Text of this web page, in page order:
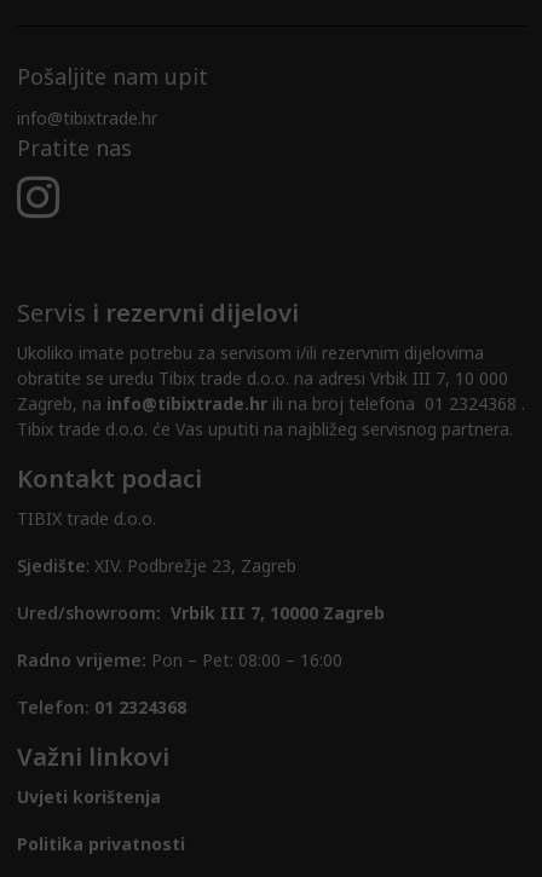
Pošaljite nam upit
info@tibixtrade.hr
Pratite nas
Servis i rezervni dijelovi
Ukoliko imate potrebu za servisom i/ili rezervnim dijelovima
obratite se uredu Tibix trade d.o.o. na adresi Vrbik III 7, 10 000
Zagreb, na info@tibixtrade.hrili na broj telefona 01 2324368 .
Tibix trade d.o.o. će Vas uputiti na najbližeg servisnog partnera.
Kontakt podaci
TIBIX trade d.o.o.
Sjedište: XIV. Podbrežje 23, Zagreb
Ured/showroom: Vrbik III 7, 10000 Zagreb
Radno vrijeme: Pon – Pet: 08:00 – 16:00
Telefon: 01 2324368
Važni linkovi
Uvjeti korištenja
Politika privatnosti